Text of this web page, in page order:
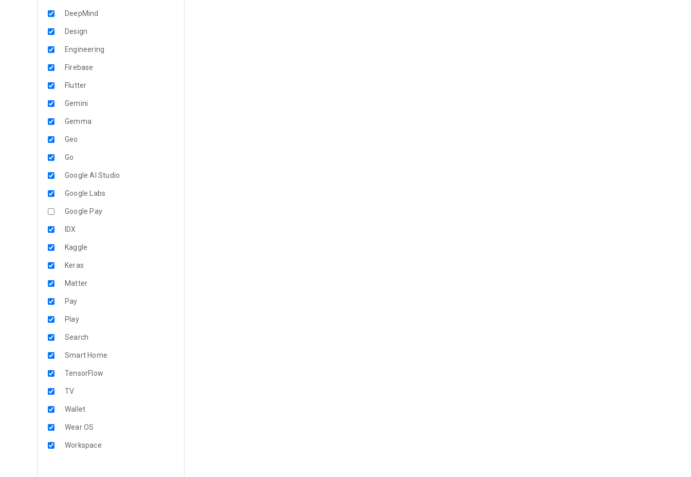
DeepMind
Design
Engineering
Firebase
Flutter
Gemini
Gemma
Geo
Go
Google AI Studio
Google Labs
Google Pay
IDX
Kaggle
Keras
Matter
Pay
Play
Search
Smart Home
TensorFlow
TV
Wallet
Wear OS
Workspace